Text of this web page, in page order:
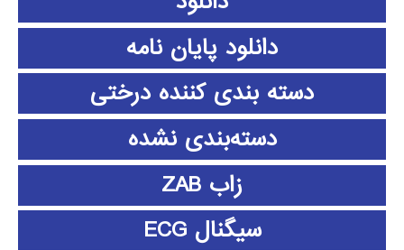
دانلود پايان نامه
دسته بندی کننده درختی
دسته‌بندی نشده
زاب ZAB
سیگنال ECG